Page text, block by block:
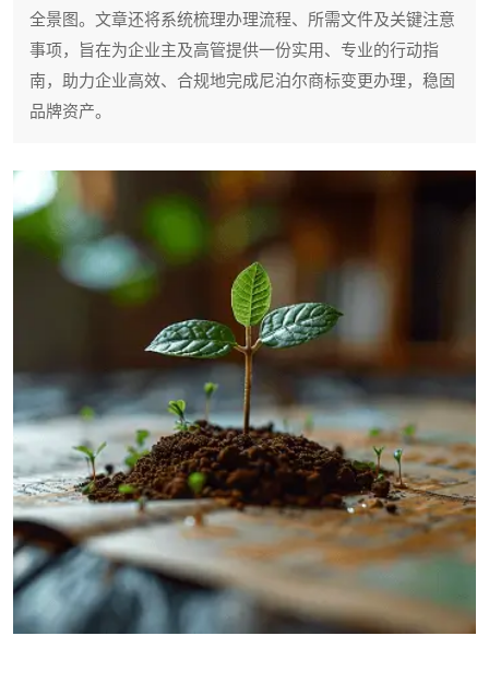
全景图。文章还将系统梳理办理流程、所需文件及关键注意
事项，旨在为企业主及高管提供一份实用、专业的行动指
南，助力企业高效、合规地完成尼泊尔商标变更办理，稳固
品牌资产。